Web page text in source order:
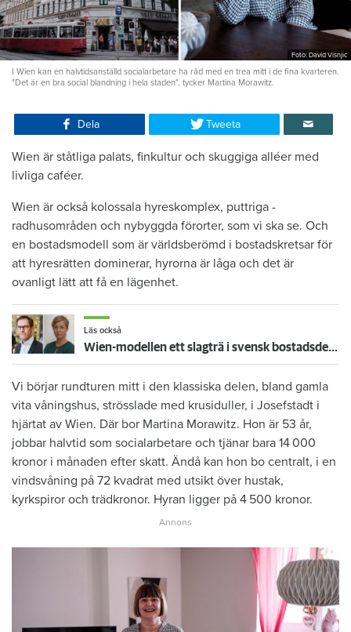
Foto: David Visnjic
I Wien kan en halvtidsanställd socialarbetare ha råd med en trea mitt i de fina kvarteren.
"Det är en bra social blandning i hela staden", tycker Martina Morawitz.
Dela Tweeta
Wien är ståtliga palats, finkultur och skuggiga alléer med
livliga caféer.
Wien är också kolossala hyreskomplex, puttriga ­
radhusområden och nybyggda förorter, som vi ska se. Och
en bostadsmodell som är världsberömd i bostadskretsar för
att hyresrätten dominerar, hyrorna är låga och det är
ovanligt lätt att få en lägenhet.
Läs också
Wien-modellen ett slagträ i svensk bostadsdebatt
Vi börjar rundturen mitt i den klassiska delen, bland gamla
vita ­våningshus, strösslade med krusiduller, i ­Josefstadt i
hjärtat av Wien. Där bor Martina Morawitz. Hon är 53 år,
jobbar halvtid som socialarbetare och tjänar bara 14 000
kronor i månaden efter skatt. Ändå kan hon bo centralt, i en
vindsvåning på 72 kvadrat med utsikt över hustak,
kyrkspiror och trädkronor. Hyran ligger på 4 500 kronor.